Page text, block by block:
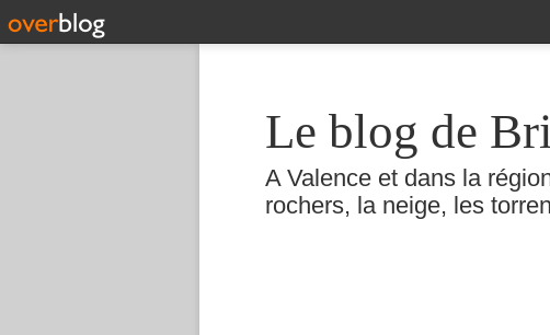
Le blog de
A Valence et dans la
rochers, la neige, les